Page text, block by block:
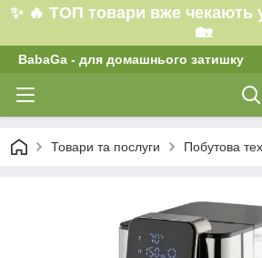
✨ 🔥 ТОП товари вже
🏡
BabaGa - для домашнього затишку
Товари та послуги Побутова